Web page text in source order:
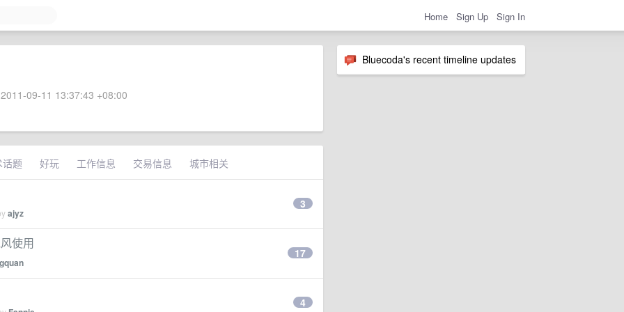
Home Sign Up Sign In
Bluecoda's recent timeline updates
09-11 13:37:43 +08:00
话题 好玩 工作信息 交易信息 城市相关
ajyz
3
使用
17
4